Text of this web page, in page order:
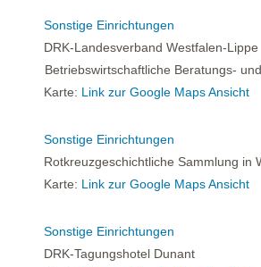
Sonstige Einrichtungen
DRK-Landesverband Westfalen-Lippe
Betriebswirtschaftliche Beratungs-
Karte: Link zur Google Maps Ansicht
Sonstige Einrichtungen
Rotkreuzgeschichtliche Sammlung in
Karte: Link zur Google Maps Ansicht
Sonstige Einrichtungen
DRK-Tagungshotel Dunant